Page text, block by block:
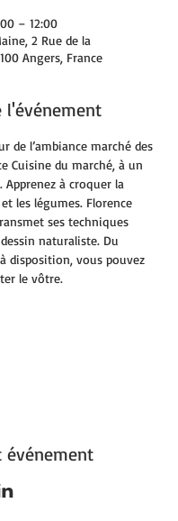
– 12:00
2 Rue de la
Angers, France
l'événement
de l’ambiance marché des
Cuisine du marché, à un
Apprenez à croquer la
les légumes. Florence
ses techniques
naturaliste. Du
disposition, vous pouvez
le vôtre.
événement